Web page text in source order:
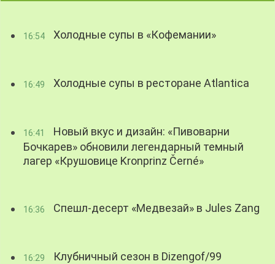
16:54 Холодные супы в «Кофемании»
16:49 Холодные супы в ресторане Atlantica
16:41
Новый вкус и дизайн: «Пивоварни
Бочкарев» обновили легендарный темный
лагер «Крушовице Kronprinz Černé»
16:36 Спешл-десерт «Медвезай» в Jules Zang
16:29 Клубничный сезон в Dizengof/99